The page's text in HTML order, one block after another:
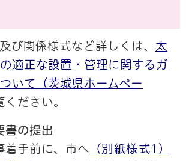
び関係様式など詳しくは、 太
適正な設置・管理に関するガ
いて（茨城県ホームペー
ください。
書の提出
着手前に、市へ （別紙様式1）